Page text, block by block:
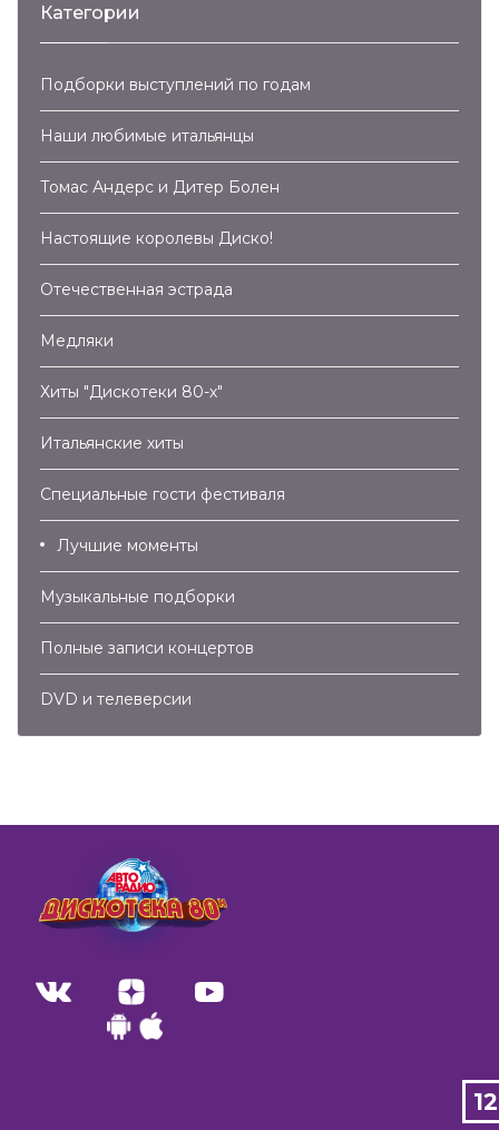
Категории
Подборки выступлений по годам
Наши любимые итальянцы
Томас Андерс и Дитер Болен
Настоящие королевы Диско!
Отечественная эстрада
Медляки
Хиты "Дискотеки 80-х"
Итальянские хиты
Специальные гости фестиваля
Лучшие моменты
Музыкальные подборки
Полные записи концертов
DVD и телеверсии